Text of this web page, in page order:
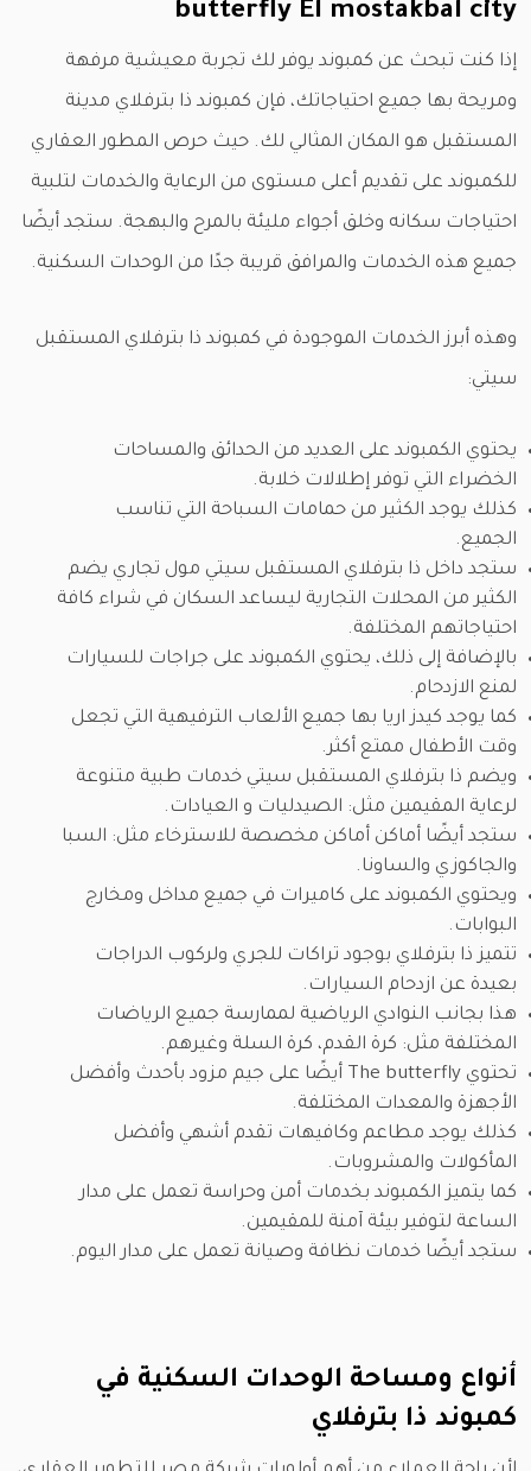
butterfly El mostakbal city
إذا كنت تبحث عن كمبوند يوفر لك تجربة معيشية مرفهة
ومريحة بها جميع احتياجاتك، فإن كمبوند ذا بترفلاي مدينة
المستقبل هو المكان المثالي لك. حيث حرص المطور العقاري
للكمبوند على تقديم أعلى مستوى من الرعاية والخدمات لتلبية
احتياجات سكانه وخلق أجواء مليئة بالمرح والبهجة. ستجد أيضًا
جميع هذه الخدمات والمرافق قريبة جدًا من الوحدات السكنية.
وهذه أبرز الخدمات الموجودة في كمبوند ذا بترفلاي المستقبل
سيتي:
يحتوي الكمبوند على العديد من الحدائق والمساحات
الخضراء التي توفر إطلالات خلابة.
كذلك يوجد الكثير من حمامات السباحة التي تناسب
الجميع.
ستجد داخل ذا بترفلاي المستقبل سيتي مول تجاري يضم
الكثير من المحلات التجارية ليساعد السكان في شراء كافة
احتياجاتهم المختلفة.
بالإضافة إلى ذلك، يحتوي الكمبوند على جراجات للسيارات
لمنع الازدحام.
كما يوجد كيدز اريا بها جميع الألعاب الترفيهية التي تجعل
وقت الأطفال ممتع أكثر.
ويضم ذا بترفلاي المستقبل سيتي خدمات طبية متنوعة
لرعاية المقيمين مثل: الصيدليات و العيادات.
ستجد أيضًا أماكن أماكن مخصصة للاسترخاء مثل: السبا
والجاكوزي والساونا.
ويحتوي الكمبوند على كاميرات في جميع مداخل ومخارج
البوابات.
تتميز ذا بترفلاي بوجود تراكات للجري ولركوب الدراجات
بعيدة عن ازدحام السيارات.
هذا بجانب النوادي الرياضية لممارسة جميع الرياضات
المختلفة مثل: كرة القدم، كرة السلة وغيرهم.
تحتوي The butterfly أيضًا على جيم مزود بأحدث وأفضل
الأجهزة والمعدات المختلفة.
كذلك يوجد مطاعم وكافيهات تقدم أشهي وأفضل
المأكولات والمشروبات.
كما يتميز الكمبوند بخدمات أمن وحراسة تعمل على مدار
الساعة لتوفير بيئة آمنة للمقيمين.
ستجد أيضًا خدمات نظافة وصيانة تعمل على مدار اليوم.
أنواع ومساحة الوحدات السكنية في
كمبوند ذا بترفلاي